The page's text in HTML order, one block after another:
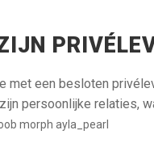
met een besloten
persoonlijke relaties,
morph ayla_pearl